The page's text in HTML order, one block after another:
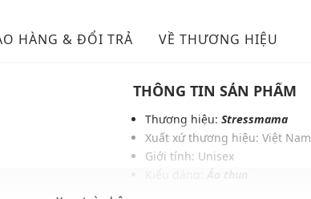
HÀNG & ĐỔI TRẢ VỀ THƯƠNG HIỆU
THÔNG TIN SẢN PHẨM
Thương hiệu: Stressmama
Xuất xứ thương hiệu: Việt Nam
Giới tính: Unisex